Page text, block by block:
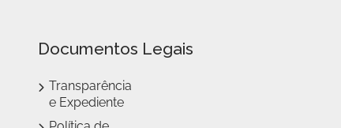
Documentos Legais
Transparência
e Expediente